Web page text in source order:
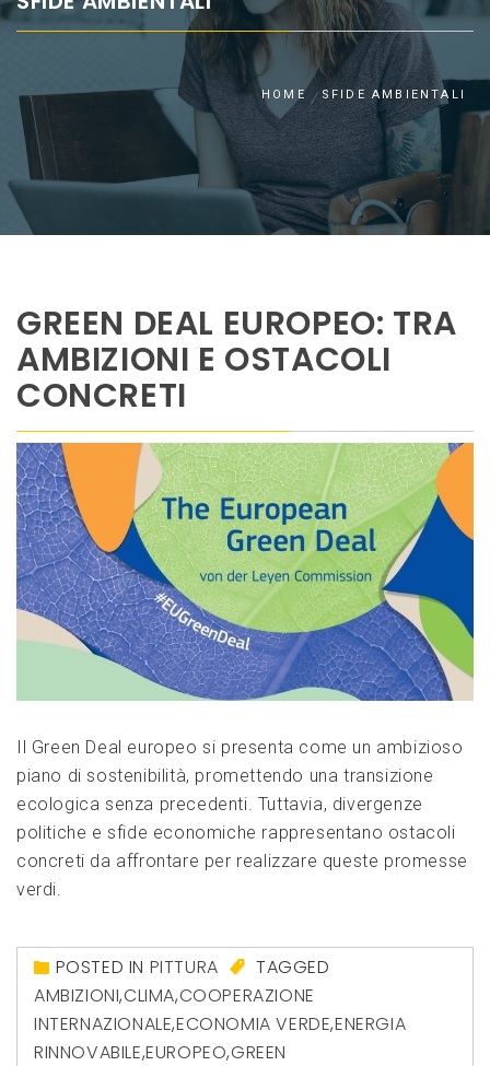
HOME SFIDE AMBIENTALI
GREEN DEAL EUROPEO: TRA
AMBIZIONI E OSTACOLI
CONCRETI
Il Green Deal europeo si presenta come un ambizioso
piano di sostenibilità, promettendo una transizione
ecologica senza precedenti. Tuttavia, divergenze
politiche e sfide economiche rappresentano ostacoli
concreti da affrontare per realizzare queste promesse
verdi.
POSTED IN PITTURA
TAGGED
AMBIZIONI,CLIMA,COOPERAZIONE
INTERNAZIONALE,ECONOMIA VERDE,ENERGIA
RINNOVABILE,EUROPEO,GREEN